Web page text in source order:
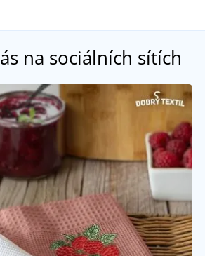
na sociálních sítích